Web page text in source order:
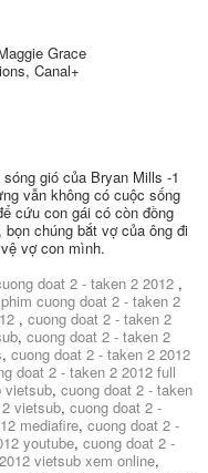
Grace
Canal+
gió của Bryan Mills -1
vẫn không có cuộc sống
cứu con gái có còn đồng
chúng bắt vợ của ông đi
vợ con mình.
doat 2 - taken 2 2012 ,
phim cuong doat 2 - taken 2
, cuong doat 2 - taken 2
, cuong doat 2 - taken 2
, cuong doat 2 - taken 2 2012
doat 2 - taken 2 2012 full
vietsub, cuong doat 2 - taken
vietsub, cuong doat 2 -
mediafire, cuong doat 2 -
youtube, cuong doat 2 -
vietsub xem online,